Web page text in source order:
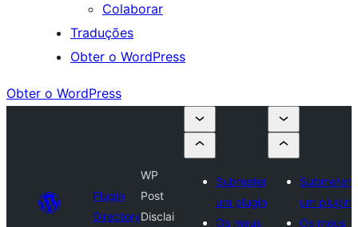
Colaborar
Traduções
Obter o WordPress
Obter o WordPress
Plugin
Directory
WP
Post
Disclai
Submeter
um plugin
Os meus
Submeter
um plugin
Os meus